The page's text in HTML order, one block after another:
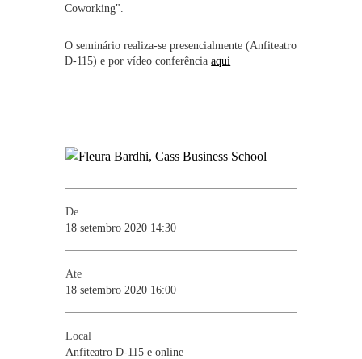
Coworking".
O seminário realiza-se presencialmente (Anfiteatro
D-115) e por vídeo conferênciaaqui
De
18 setembro 2020 14:30
Ate
18 setembro 2020 16:00
Local
Anfiteatro D-115 e online